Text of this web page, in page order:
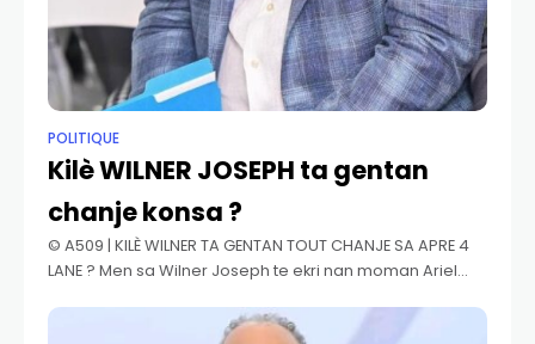
POLITIQUE
Kilè WILNER JOSEPH ta gentan
chanje konsa ?
©️ A509 | KILÈ WILNER TA GENTAN TOUT CHANJE SA APRE 4
LANE ? Men sa Wilner Joseph te ekri nan moman Ariel